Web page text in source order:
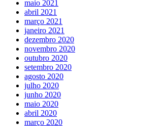
maio 2021
abril 2021
março 2021
janeiro 2021
dezembro 2020
novembro 2020
outubro 2020
setembro 2020
agosto 2020
julho 2020
junho 2020
maio 2020
abril 2020
março 2020